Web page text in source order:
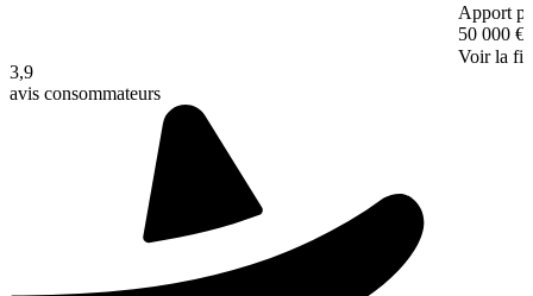
3,9
avis consommateurs
Apport
50 000 €
Voir la